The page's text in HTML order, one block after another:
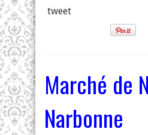
tweet
Marché de
Narbonne